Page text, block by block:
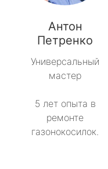
Антон
Петренко
Универсальный
мастер
5 лет опыта в
ремонте
газонокосилок.